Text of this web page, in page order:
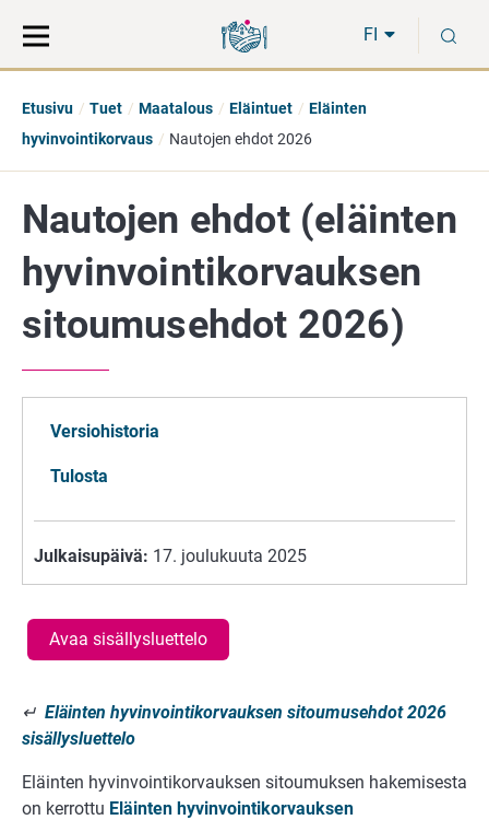
suoraan
sisältöön
koko
sivuston
FI
Etusivu Tuet Maatalous Eläintuet
Eläinten
hyvinvointikorvaus
Nautojen ehdot 2026
Nautojen ehdot (eläinten
hyvinvointikorvauksen
sitoumusehdot 2026)
Versiohistoria
Tulosta
Julkaisupäivä: 17. joulukuuta 2025
Avaa sisällysluettelo
↵ Eläinten hyvinvointikorvauksen sitoumusehdot 2026
sisällysluettelo
Eläinten hyvinvointikorvauksen sitoumuksen hakemisesta
on kerrottu Eläinten hyvinvointikorvauksen